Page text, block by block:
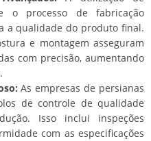
o processo de fabricação
a qualidade do produto final.
e montagem asseguram
com precisão, aumentando
As empresas de persianas
de controle de qualidade
Isso inclui inspeções
com as especificações